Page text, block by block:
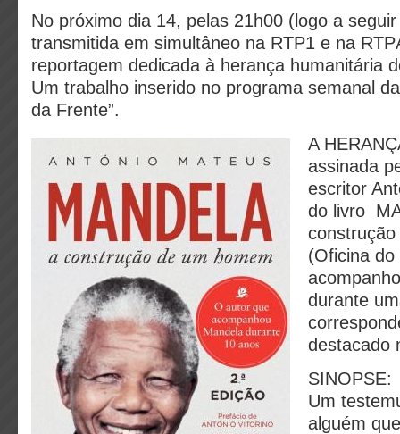
No próximo dia 14, pelas 21h00 (logo a
transmitida em simultâneo na RTP1 e na
reportagem dedicada à herança humanitária
Um trabalho inserido no programa semanal
da Frente”.
A
assinada
escritor
do livro
(Oficina
durante
destacado
SINOPSE:
Um
alguém